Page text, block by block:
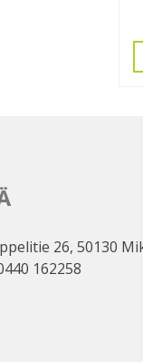
26, 50130
162258